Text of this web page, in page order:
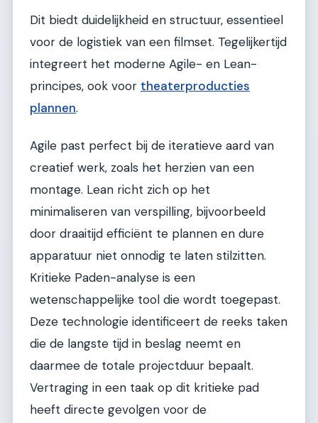
Dit biedt duidelijkheid en structuur, essentieel
voor de logistiek van een filmset. Tegelijkertijd
integreert het moderne Agile- en Lean-
principes, ook voor theaterproducties
plannen.
Agile past perfect bij de iteratieve aard van
creatief werk, zoals het herzien van een
montage. Lean richt zich op het
minimaliseren van verspilling, bijvoorbeeld
door draaitijd efficiënt te plannen en dure
apparatuur niet onnodig te laten stilzitten.
Kritieke Paden-analyse is een
wetenschappelijke tool die wordt toegepast.
Deze technologie identificeert de reeks taken
die de langste tijd in beslag neemt en
daarmee de totale projectduur bepaalt.
Vertraging in een taak op dit kritieke pad
heeft directe gevolgen voor de